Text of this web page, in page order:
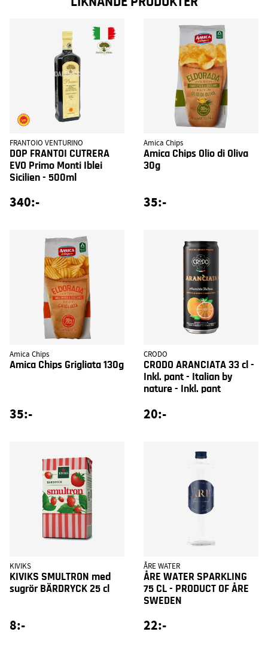
FRANTOIO VENTURINO
DOP FRANTOI CUTRERA
EVO Primo Monti Iblei
Sicilien - 500ml
340:-
Amica Chips
Amica Chips Olio di Oliva
30g
35:-
Amica Chips
Amica Chips Grigliata 130g
35:-
CRODO
CRODO ARANCIATA 33 cl -
Inkl. pant - Italian by
nature - Inkl. pant
20:-
KIVIKS
KIVIKS SMULTRON med
sugrör BÄRDRYCK 25 cl
8:-
ÅRE WATER
ÅRE WATER SPARKLING
75 CL - PRODUCT OF ÅRE
SWEDEN
22:-